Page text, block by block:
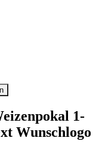
1-
Wunschlogo